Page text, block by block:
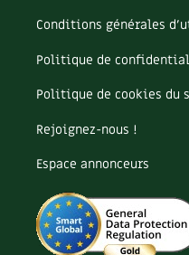
Purin
Recette
Récup'
Réparation
Reproduction
Restauration
Rocaille
Ronce (ou mûre de jardin)
Roquette
Conditions générales
Politique de
Politique de cookies du
Rejoignez-nous !
Espace annonceurs